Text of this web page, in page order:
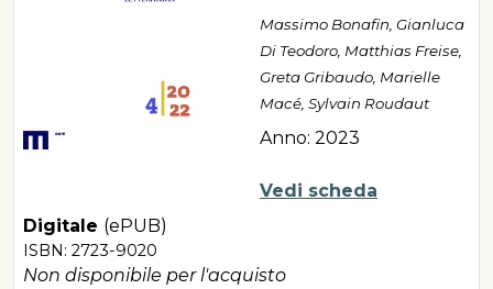
Massimo Bonafin, Gianluca
Di Teodoro, Matthias Freise,
Greta Gribaudo, Marielle
Macé, Sylvain Roudaut
Anno: 2023
Vedi scheda
Digitale (ePUB)
ISBN: 2723-9020
Non disponibile per l'acquisto